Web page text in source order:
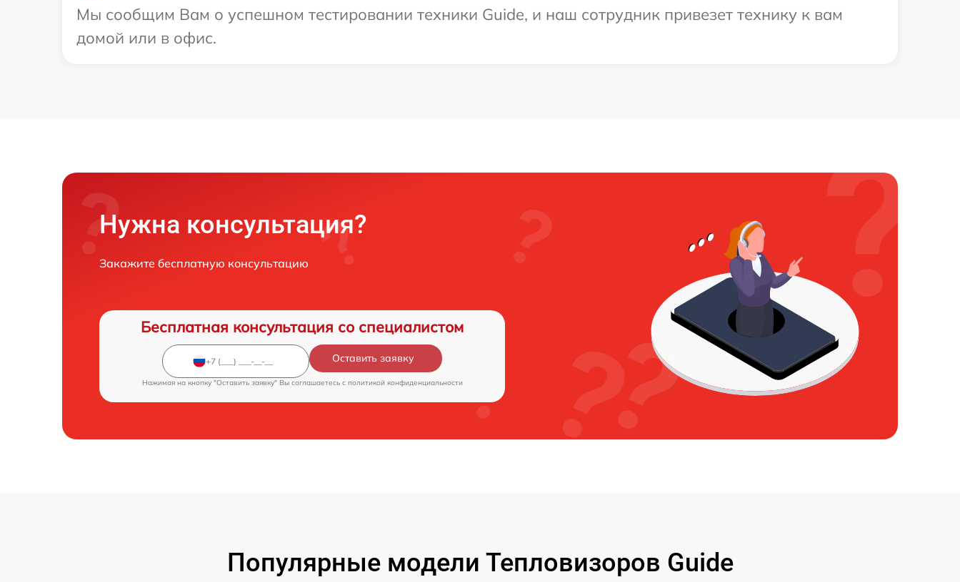
Мы сообщим Вам о успешном тестировании техники Guide, и наш сотрудник привезет технику к вам
домой или в офис.
Нужна консультация?
Закажите бесплатную консультацию
Бесплатная консультация со специалистом
Оставить заявку
Нажимая на кнопку "Оставить заявку" Вы соглашаетесь c политикой конфиденциальности
Популярные модели Тепловизоров Guide